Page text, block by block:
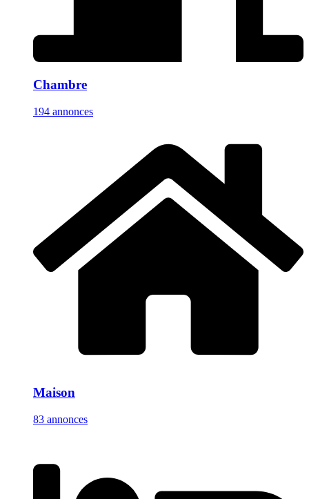
Chambre
194 annonces
Maison
83 annonces